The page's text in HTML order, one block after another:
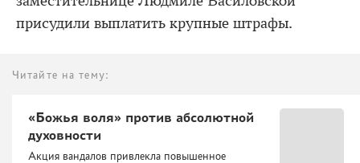
присудили выплатить крупные штрафы.
Читайте на тему:
«Божья воля» против абсолютной
духовности
Акция вандалов привлекла повышенное